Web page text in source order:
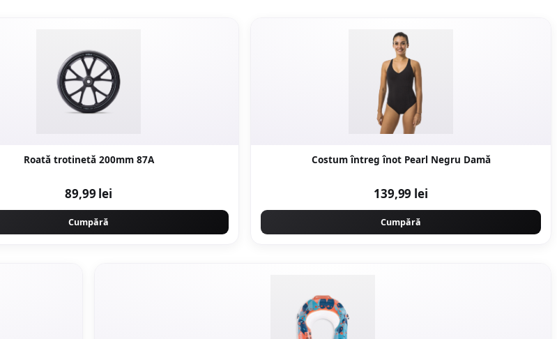
Roată trotinetă 200mm 87A
89,99 lei
Cumpără
Costum întreg înot Pearl Negru Damă
139,99 lei
Cumpără